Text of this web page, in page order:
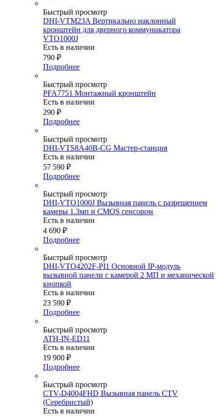
Быстрый просмотр
DHI-VTM23A Вертикально наклонный
кронштейн для дверного коммуникатора
VTO1000J
Есть в наличии
790 ₽
Подробнее
Быстрый просмотр
PFA7751 Монтажный кронштейн
Есть в наличии
290 ₽
Подробнее
Быстрый просмотр
DHI-VTS8A40B-CG Мастер-станция
Есть в наличии
57 590 ₽
Подробнее
Быстрый просмотр
DHI-VTO1000J Вызывная панель с разрешением
камеры 1.3мп и CMOS сенсором
Есть в наличии
4 690 ₽
Подробнее
Быстрый просмотр
DHI-VTO4202F-PI1 Основной IP-модуль
вызывной панели с камерой 2 МП и механической
кнопкой
Есть в наличии
23 590 ₽
Подробнее
Быстрый просмотр
ATH-IN-ED11
Есть в наличии
19 900 ₽
Подробнее
Быстрый просмотр
CTV-D4004FHD Вызывная панель CTV
(Серебристый)
Есть в наличии